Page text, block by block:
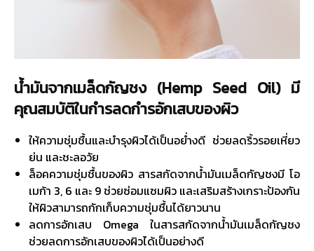
น้ำมันจากเมล็ดกัญชง (Hemp Seed Oil) มี
คุณสมบัติในกำรลดกำรอักเสบของผิว
ให้ความชุ่มชื้นและบำรุงผิวได้เป็นอย่ำงดี ช่วยลดริ้วรอยเหี่ยว
ย่น และชะลอวัย
ล็อคความชุ่มชื้นของผิว สารสกัดจากน้ำมันเมล็ดกัญชงมี โอ
เมก้า 3, 6 และ 9 ช่วยซ่อมแซมผิว และเสริมสร้างเกราะป้องกัน
ให้ผิวสามารถกักเก็บความชุ่มชื้นได้ยาวนาน
ลดการอักเสบ Omega ในสารสกัดจากน้ำมันเมล็ดกัญชง
ช่วยลดการอักเสบของผิวได้เป็นอย่างดี